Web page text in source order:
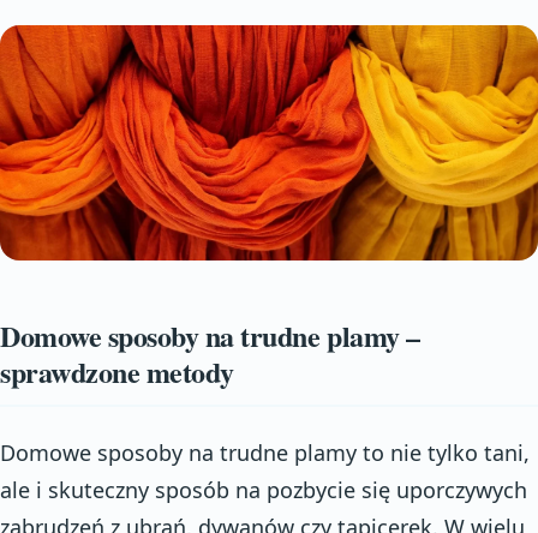
Domowe sposoby na trudne plamy –
sprawdzone metody
Domowe sposoby na trudne plamy to nie tylko tani,
ale i skuteczny sposób na pozbycie się uporczywych
zabrudzeń z ubrań, dywanów czy tapicerek. W wielu